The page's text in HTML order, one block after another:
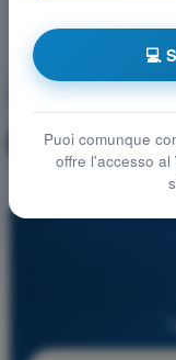
Conoscenza
🔒
💻
Puoi comunque
offre l'accesso al